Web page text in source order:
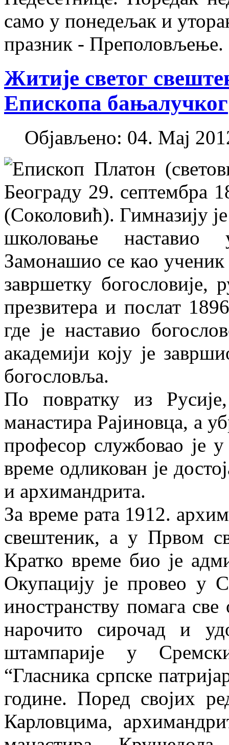
само у понедељак и
празник - Преполовљење.
Житије светог
Епископа бањалучког
Објављено: 04. Мај
Епископ Платон
Београду 29. септембра
(Соколовић). Гимназију
школовање наставио
Замонашио се као ученик
завршетку
презвитера и послат
где је наставио
академији коју је
богословља.
По повратку из
манастира Рајиновца, а
професор службовао је
време одликован је
и архимандрита.
За време рата 1912.
свештеник, а у Првом
Кратко време био је
Окупацију је провео у
иностранству помага
нарочито сирочад и
штампарије у
“Гласника српске
године. Поред својих
Карловцима,